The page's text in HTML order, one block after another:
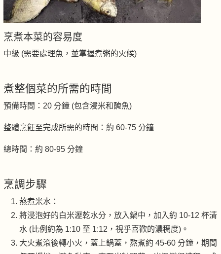
烹煮本菜的容易度
中級 (需要處理魚，並掌握煮粥的火候)
煮整個菜的所需的時間
預備時間：20 分鐘 (包含浸米和醃魚)
整體烹飪至完成所需的時間：約 60-75 分鐘
總時間：約 80-95 分鐘
烹調步驟
熬煮米水：
將浸泡好的白米瀝乾水分，放入鍋中，加入約 10-12 杯清
水 (比例約為 1:10 至 1:12，視乎喜歡的濃稠度)。
大火煮滾後轉小火，蓋上鍋蓋，熬煮約 45-60 分鐘，期間